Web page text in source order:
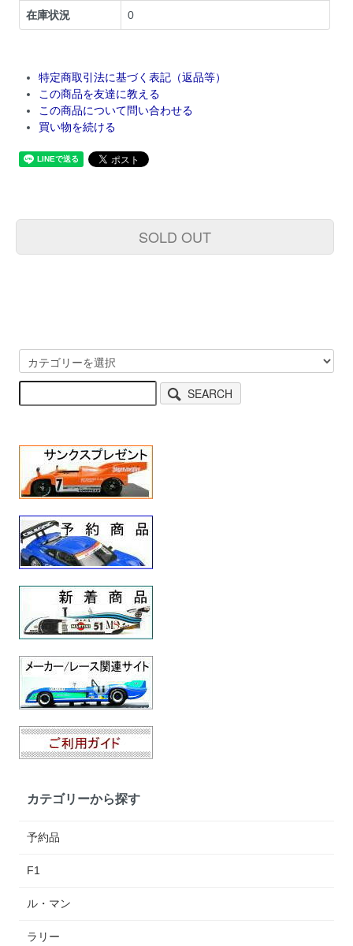
在庫状況 0
特定商取引法に基づく表記（返品等）
この商品を友達に教える
この商品について問い合わせる
買い物を続ける
SOLD OUT
SEARCH
カテゴリーから探す
予約品
F1
ル・マン
ラリー